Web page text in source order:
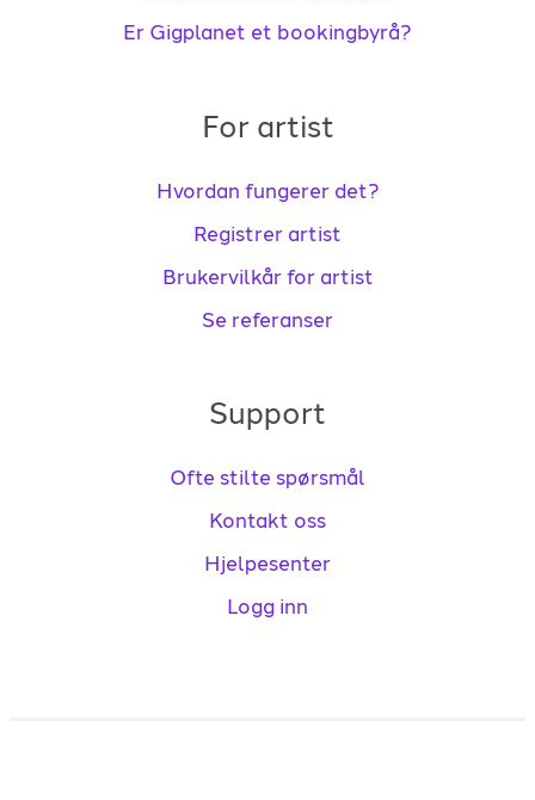
Er Gigplanet et bookingbyrå?
For artist
Hvordan fungerer det?
Registrer artist
Brukervilkår for artist
Se referanser
Support
Ofte stilte spørsmål
Kontakt oss
Hjelpesenter
Logg inn